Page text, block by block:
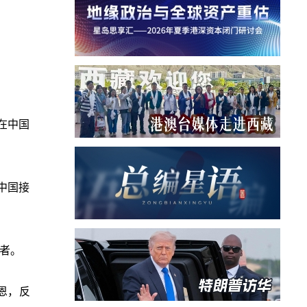
中国
国接
。
，反